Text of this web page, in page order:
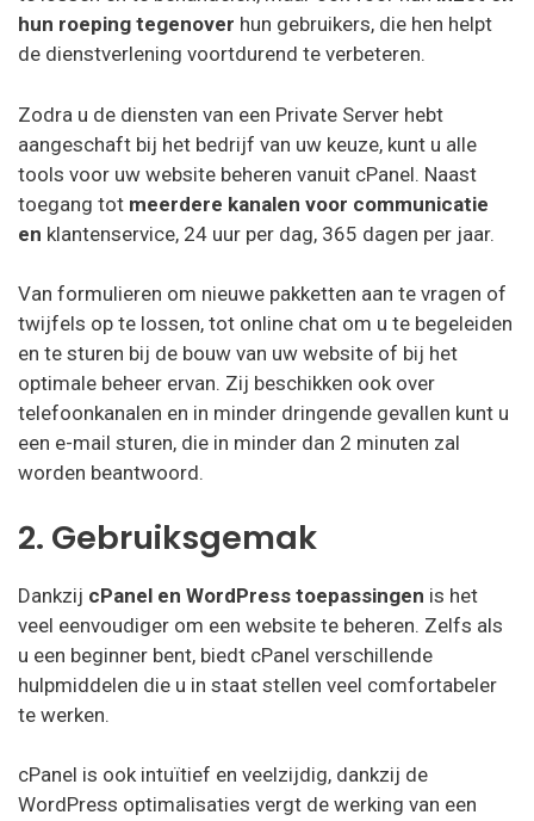
hun roeping tegenover hun gebruikers, die hen helpt
de dienstverlening voortdurend te verbeteren.
Zodra u de diensten van een Private Server hebt
aangeschaft bij het bedrijf van uw keuze, kunt u alle
tools voor uw website beheren vanuit cPanel. Naast
toegang tot meerdere kanalen voor communicatie
en klantenservice, 24 uur per dag, 365 dagen per jaar.
Van formulieren om nieuwe pakketten aan te vragen of
twijfels op te lossen, tot online chat om u te begeleiden
en te sturen bij de bouw van uw website of bij het
optimale beheer ervan. Zij beschikken ook over
telefoonkanalen en in minder dringende gevallen kunt u
een e-mail sturen, die in minder dan 2 minuten zal
worden beantwoord.
2. Gebruiksgemak
Dankzij cPanel en WordPress toepassingen is het
veel eenvoudiger om een website te beheren. Zelfs als
u een beginner bent, biedt cPanel verschillende
hulpmiddelen die u in staat stellen veel comfortabeler
te werken.
cPanel is ook intuïtief en veelzijdig, dankzij de
WordPress optimalisaties vergt de werking van een